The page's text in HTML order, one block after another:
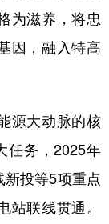
为滋养，将忠
因，融入特高
源大动脉的核
任务，2025年
投等5项重点
联线贯通。